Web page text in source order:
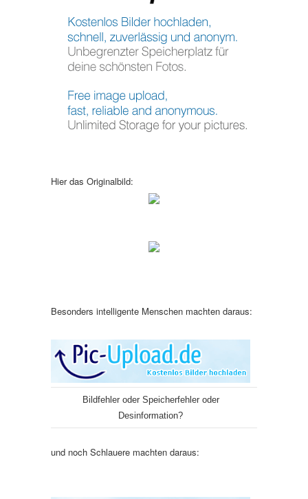
Hier das Originalbild:
Besonders intelligente Menschen machten daraus:
Bildfehler oder Speicherfehler oder
Desinformation?
und noch Schlauere machten daraus: